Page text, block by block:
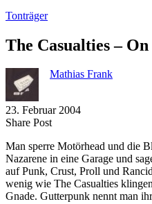
Tonträger
The Casualties –
Mathias Frank
23. Februar 2004
Share PostShare
Facebook
Copy
to
clipboard
Send
via
eMail
Man sperre Motörhead und die
Nazarene in eine Garage und
auf Punk, Crust, Proll und
wenig wie The Casualties
Gnade. Gutterpunk nennt man